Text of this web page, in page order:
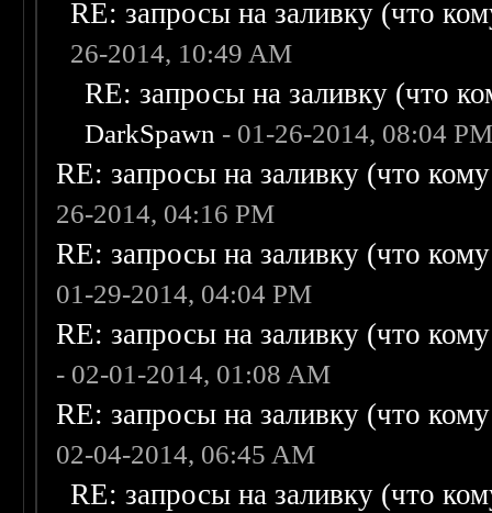
RE: запросы на заливку (что
26-2014, 10:49 AM
RE: запросы на заливку (что
DarkSpawn - 01-26-2014, 08:04
RE: запросы на заливку (что
26-2014, 04:16 PM
RE: запросы на заливку (что
01-29-2014, 04:04 PM
RE: запросы на заливку (что
- 02-01-2014, 01:08 AM
RE: запросы на заливку (что
02-04-2014, 06:45 AM
RE: запросы на заливку (что